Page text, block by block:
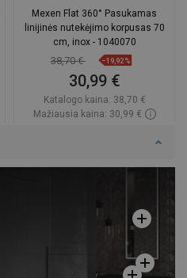
Mexen Flat 360° Pasukamas
linijinės nutekėjimo korpusas 70
cm, inox - 1040070
38,70 € −19,92%
30,99 €
Katalogo kaina: 38,70 €
Mažiausia kaina: 30,99 €